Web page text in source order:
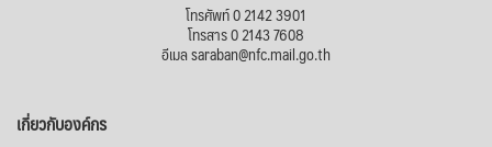
โทรศัพท์ 0 2142 3901
โทรสาร 0 2143 7608
อีเมล saraban@nfc.mail.go.th
เกี่ยวกับองค์กร